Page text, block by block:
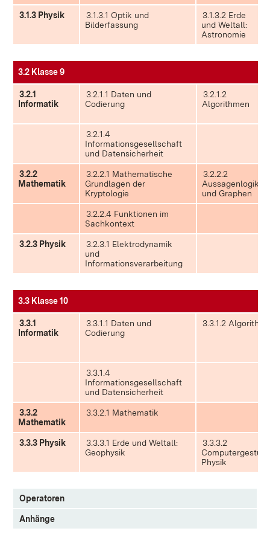
3.1.3 Physik
3.1.3.1 Optik und
Bilderfassung
3.1.3.2 Erde
und Weltall:
Astronomie
3.2 Klasse 9
3.2.1
Informatik
3.2.1.1 Daten und
Codierung
3.2.1.2
Algorithmen
3.2.1.4
Informationsgesellschaft
und Datensicherheit
3.2.2
Mathematik
3.2.2.1 Mathematische
Grundlagen der
Kryptologie
3.2.2.2
Aussagenlogik
und Graphen
3.2.2.4 Funktionen im
Sachkontext
3.2.3 Physik
3.2.3.1 Elektrodynamik
und
Informationsverarbeitung
3.3 Klasse 10
3.3.1
Informatik
3.3.1.1 Daten und
Codierung
3.3.1.2
3.3.1.4
Informationsgesellschaft
und Datensicherheit
3.3.2
Mathematik
3.3.2.1 Mathematik
3.3.3 Physik
3.3.3.1 Erde und Weltall:
Geophysik
3.3.3.2
Physik
Operatoren
Anhänge